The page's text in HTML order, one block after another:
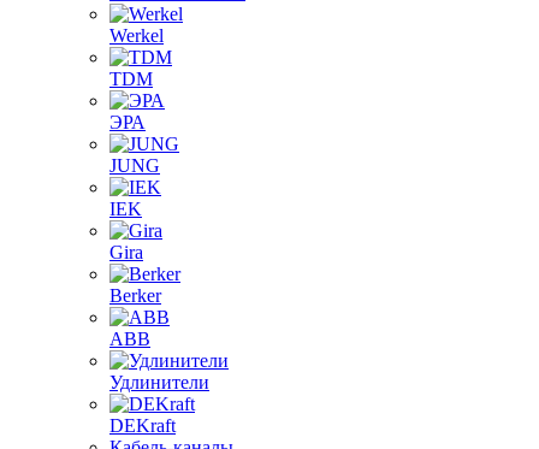
Werkel
TDM
ЭРА
JUNG
IEK
Gira
Berker
ABB
Удлинители
DEKraft